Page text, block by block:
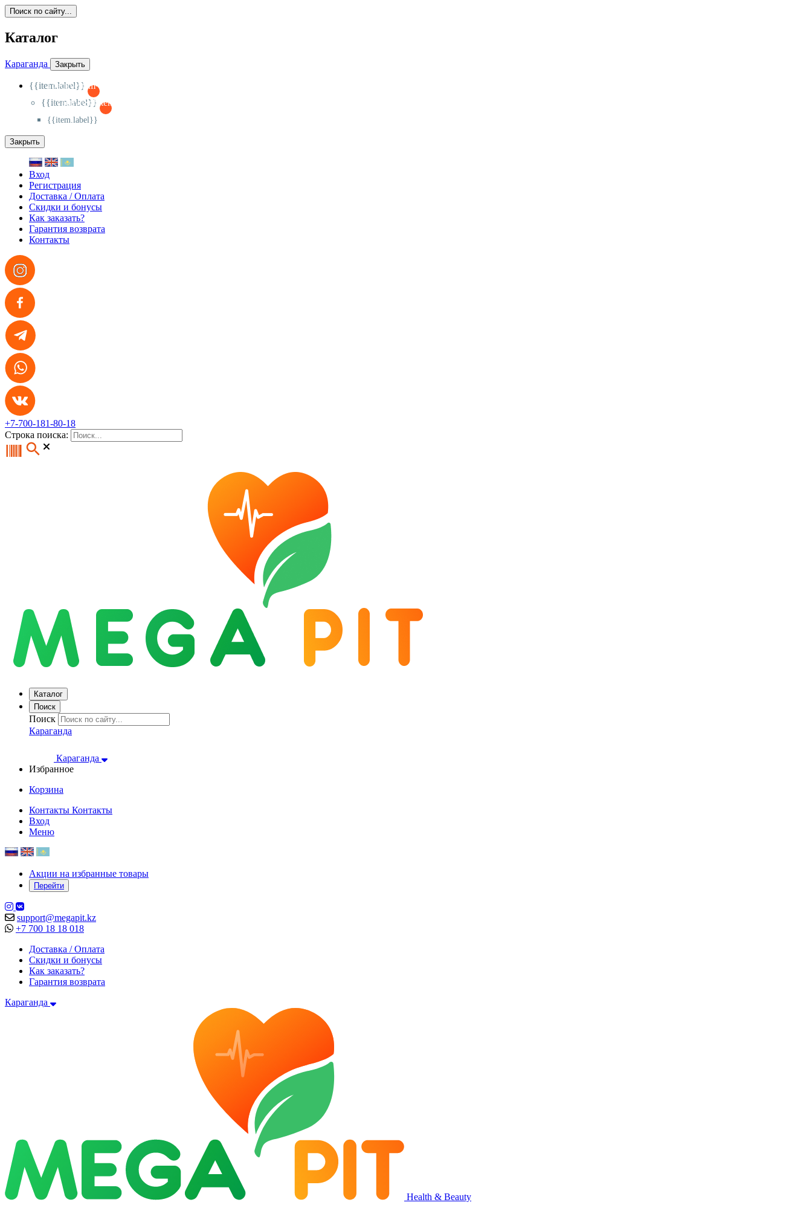
Поиск по сайту...
Каталог
Караганда Закрыть
{{item.label}}
{{activeItem==item.id?'-
{{item.label}}
{{activeSubitem==item.id?'-
{{item.label}}
Закрыть
Вход
Регистрация
Доставка / Оплата
Скидки и бонусы
Как заказать?
Гарантия возврата
Контакты
+7-700-181-80-18
Строка поиска:
Каталог
Поиск
Поиск
Караганда
Караганда
Избранное
Корзина
Контакты Контакты
Вход
Меню
Акции на избранные товары
Перейти
support@megapit.kz
+7 700 18 18 018
Доставка / Оплата
Скидки и бонусы
Как заказать?
Гарантия возврата
Караганда
Health & Beauty